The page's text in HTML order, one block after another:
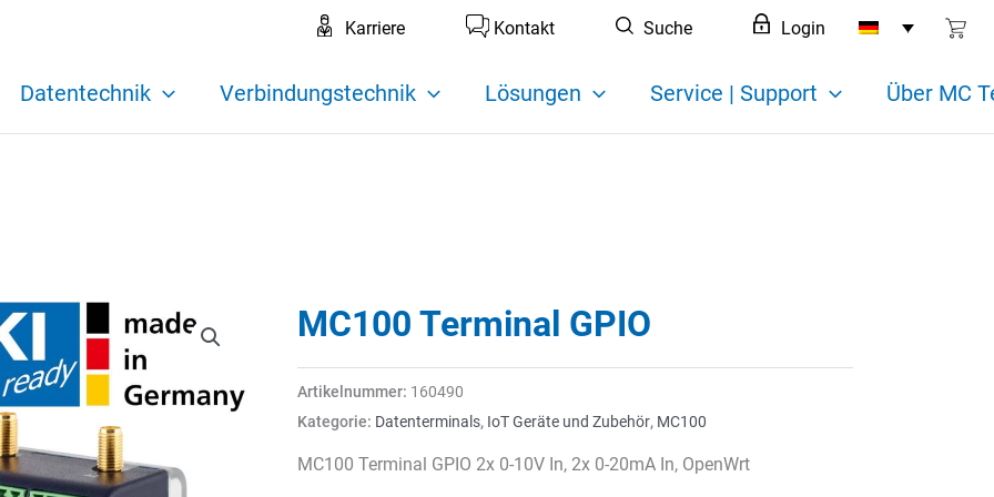
Karriere Kontakt Suche Login
Datentechnik Verbindungstechnik Lösungen Service | Support Über MC
MC100 Terminal GPIO
Artikelnummer: 160490
Kategorie: Datenterminals, IoT Geräte und Zubehör, MC100
MC100 Terminal GPIO 2x 0-10V In, 2x 0-20mA In, OpenWrt